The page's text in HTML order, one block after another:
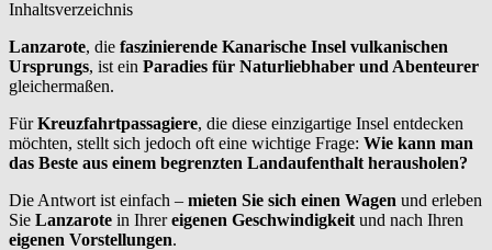
Inhaltsverzeichnis
Lanzarote, die faszinierende Kanarische Insel vulkanischen
Ursprungs, ist ein Paradies für Naturliebhaber und Abenteurer
gleichermaßen.
FürKreuzfahrtpassagiere, die diese einzigartige Insel entdecken
möchten, stellt sich jedoch oft eine wichtige Frage: Wie kann man
das Beste aus einem begrenzten Landaufenthalt herausholen?
Die Antwort ist einfach – mieten Sie sich einen Wagen und erleben
Sie Lanzarote in Ihrereigenen Geschwindigkeit und nach Ihren
eigenen Vorstellungen.